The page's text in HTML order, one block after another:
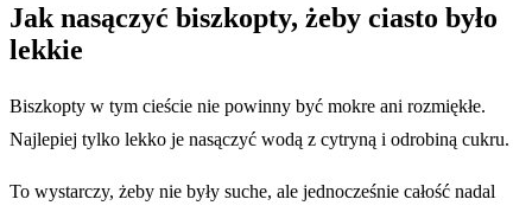
Jak nasączyć biszkopty, żeby ciasto było
lekkie
Biszkopty w tym cieście nie powinny być mokre ani rozmiękłe.
Najlepiej tylko lekko je nasączyć wodą z cytryną i odrobiną cukru.
To wystarczy, żeby nie były suche, ale jednocześnie całość nadal